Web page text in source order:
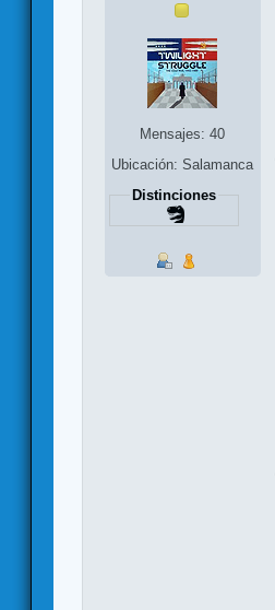
Mensajes: 40
Ubicación: Salamanca
Distinciones